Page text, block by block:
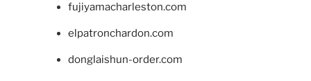
fujiyamacharleston.com
elpatronchardon.com
donglaishun-order.com